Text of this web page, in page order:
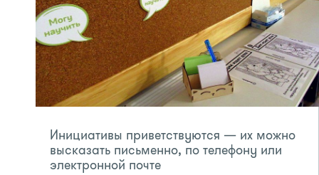
Инициативы приветствуются — их можно
высказать письменно, по телефону или
электронной почте